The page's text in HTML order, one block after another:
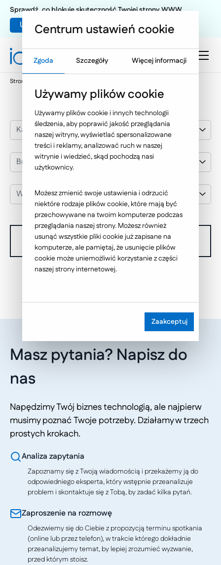
Umów warsztat UX
Sprawdź, co blokuje skuteczność Twojej strony WWW
Strona główna
Kategoria realizacji
Branża
Wybierz klienta
W chwili obecnej nie dysponujemy żadnymi realizacjami.
Masz pytania? Napisz do
nas
Napędzimy Twój biznes technologią, ale najpierw
musimy poznać Twoje potrzeby. Działamy w trzech
prostych krokach.
Analiza zapytania
Zapoznamy się z Twoją wiadomością i przekażemy ją do
odpowiedniego eksperta, który wstępnie przeanalizuje
problem i skontaktuje się z Tobą, by zadać kilka pytań.
Zaproszenie na rozmowę
Odezwiemy się do Ciebie z propozycją terminu spotkania
(online lub przez telefon), w trakcie którego dokładnie
przeanalizujemy temat, by lepiej zrozumieć wyzwanie,
przed którym stoisz.
Centrum ustawień cookie
Zgoda Szczegóły Więcej informacji
Używamy plików cookie
Używamy plików cookie i innych technologii
śledzenia, aby poprawić jakość przeglądania
naszej witryny, wyświetlać spersonalizowane
treści i reklamy, analizować ruch w naszej
witrynie i wiedzieć, skąd pochodzą nasi
użytkownicy.
Możesz zmienić swoje ustawienia i odrzucić
niektóre rodzaje plików cookie, które mają być
przechowywane na twoim komputerze podczas
przeglądania naszej strony. Możesz również
usunąć wszystkie pliki cookie już zapisane na
komputerze, ale pamiętaj, że usunięcie plików
cookie może uniemożliwić korzystanie z części
naszej strony internetowej.
Zaakceptuj